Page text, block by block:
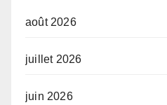
août 2026
juillet 2026
juin 2026